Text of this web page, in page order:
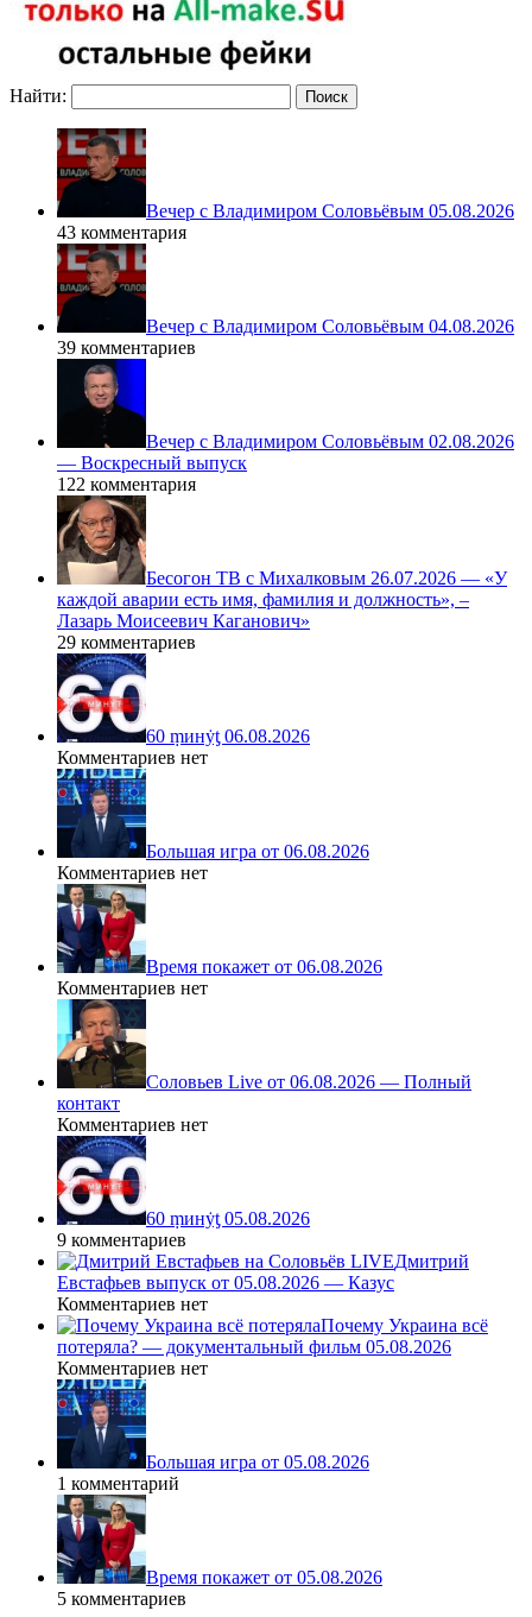
Найти:
Вечер с Владимиром Соловьёвым 05.08.2026
43 комментария
Вечер с Владимиром Соловьёвым 04.08.2026
39 комментариев
Вечер с Владимиром Соловьёвым 02.08.2026
— Воскресный выпуск
122 комментария
Бесогон ТВ с Михалковым 26.07.2026 — «У
каждой аварии есть имя, фамилия и должность», –
Лазарь Моисеевич Каганович»
29 комментариев
60 ṃинẏƫ 06.08.2026
Комментариев нет
Большая игра от 06.08.2026
Комментариев нет
Время покажет от 06.08.2026
Комментариев нет
Соловьев Live от 06.08.2026 — Полный
контакт
Комментариев нет
60 ṃинẏƫ 05.08.2026
9 комментариев
Дмитрий
Евстафьев выпуск от 05.08.2026 — Казус
Комментариев нет
Почему Украина всё
потеряла? — документальный фильм 05.08.2026
Комментариев нет
Большая игра от 05.08.2026
1 комментарий
Время покажет от 05.08.2026
5 комментариев